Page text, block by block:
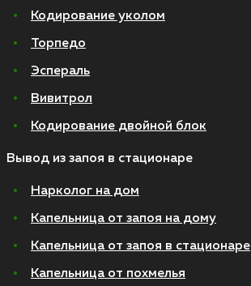
Кодирование уколом
Торпедо
Эспераль
Вивитрол
Кодирование двойной блок
Вывод из запоя в стационаре
Нарколог на дом
Капельница от запоя на дому
Капельница от запоя в стационаре
Капельница от похмелья